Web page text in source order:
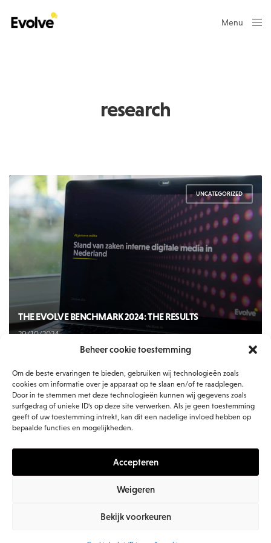
Beheer cookie toestemming
Om de beste ervaringen te bieden, gebruiken wij technologieën zoals
cookies om informatie over je apparaat op te slaan en/of te raadplegen.
Door in te stemmen met deze technologieën kunnen wij gegevens zoals
surfgedrag of unieke ID's op deze site verwerken. Als je geen toestemming
geeft of uw toestemming intrekt, kan dit een nadelige invloed hebben op
bepaalde functies en mogelijkheden.
Accepteren
Weigeren
Bekijk voorkeuren
Menu
research
UNCATEGORIZED
THE EVOLVE BENCHMARK 2024: THE RESULTS
29/10/2024
© 2026 Evolve BV. all rights reserved